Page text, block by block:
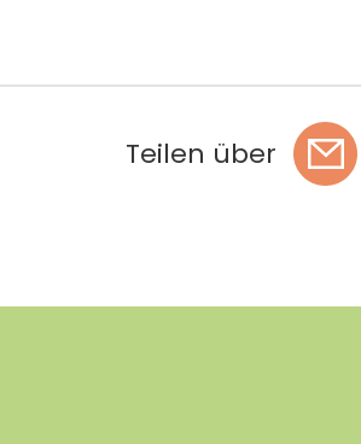
Teilen über